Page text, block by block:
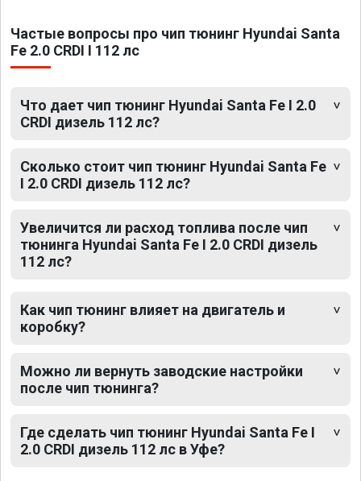
Частые вопросы про чип тюнинг Hyundai Santa
Fe 2.0 CRDI I 112 лс
Что дает чип тюнинг Hyundai Santa Fe I 2.0
CRDI дизель 112 лс?
Сколько стоит чип тюнинг Hyundai Santa Fe
I 2.0 CRDI дизель 112 лс?
Увеличится ли расход топлива после чип
тюнинга Hyundai Santa Fe I 2.0 CRDI дизель
112 лс?
Как чип тюнинг влияет на двигатель и
коробку?
Можно ли вернуть заводские настройки
после чип тюнинга?
Где сделать чип тюнинг Hyundai Santa Fe I
2.0 CRDI дизель 112 лс в Уфе?